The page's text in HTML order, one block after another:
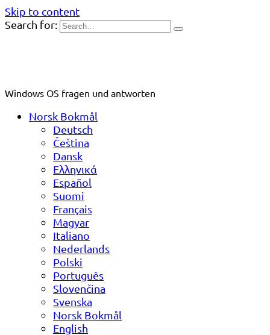
Skip to content
Search for:
Windows OS fragen und antworten
Norsk Bokmål
Deutsch
Čeština
Dansk
Ελληνικά
Español
Suomi
Français
Magyar
Italiano
Nederlands
Polski
Português
Slovenčina
Svenska
Norsk Bokmål
English